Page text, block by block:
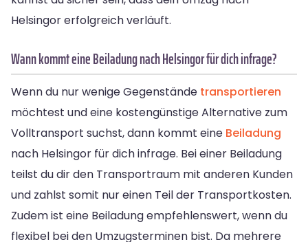
Helsingor erfolgreich verläuft.
Wann kommt eine Beiladung nach Helsingor für dich infrage?
Wenn du nur wenige Gegenstände transportieren
möchtest und eine kostengünstige Alternative zum
Volltransport suchst, dann kommt eine Beiladung
nach Helsingor für dich infrage. Bei einer Beiladung
teilst du dir den Transportraum mit anderen Kunden
und zahlst somit nur einen Teil der Transportkosten.
Zudem ist eine Beiladung empfehlenswert, wenn du
flexibel bei den Umzugsterminen bist. Da mehrere